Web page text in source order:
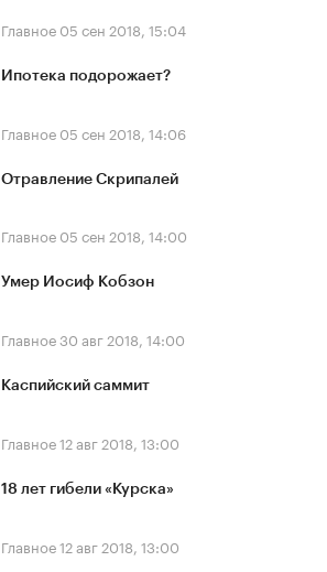
Главное 05 сен 2018, 15:04
Ипотека подорожает?
Главное 05 сен 2018, 14:06
Отравление Скрипалей
Главное 05 сен 2018, 14:00
Умер Иосиф Кобзон
Главное30 авг 2018, 14:00
Каспийский саммит
Главное12 авг 2018, 13:00
18 лет гибели «Курска»
Главное12 авг 2018, 13:00